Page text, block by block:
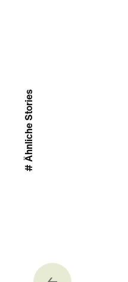
# Ähnliche Stories